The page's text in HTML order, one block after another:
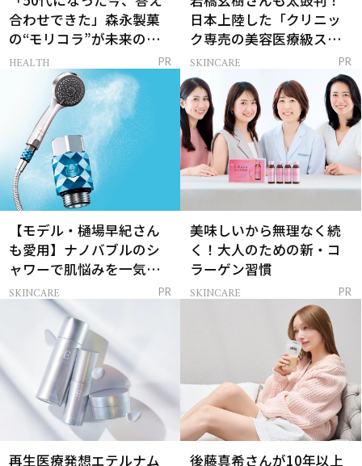
合わせできた」森永製菓
の“モリコラ”が未来のキ
レイを連れてくる！
HEALTH PR
日本上陸した「クリニッ
ク専売の美容医療級スキ
ンケア」
SKINCARE PR
【モデル・樋場早紀さん
も愛用】ナノバブルのシ
ャワーで肌悩みを一気に
解決
SKINCARE PR
美味しいから無理なく続
く！大人のための新・コ
ラーゲン習慣
SKINCARE PR
再生医療発想エテルナム
後藤真希さんが10年以上